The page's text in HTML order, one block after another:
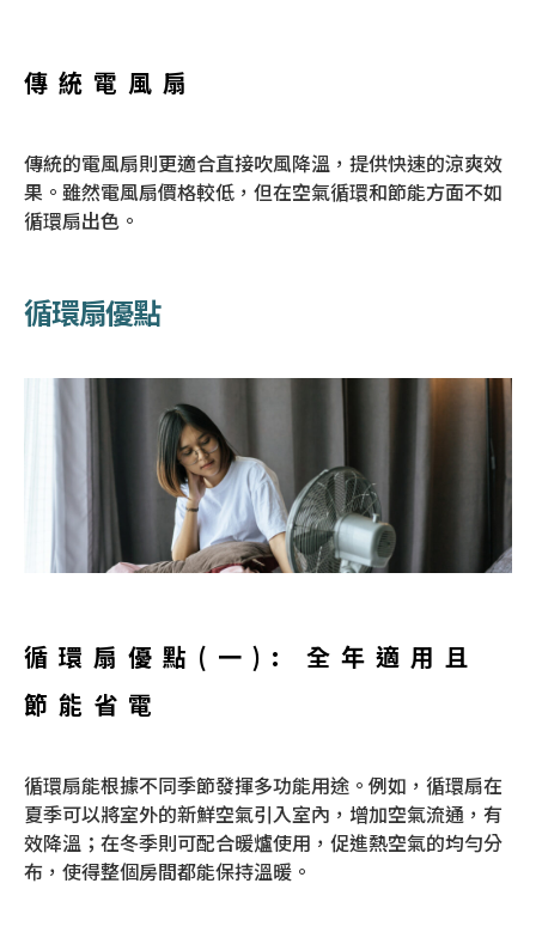
傳統電風扇
傳統的電風扇則更適合直接吹風降溫，提供快速的涼爽效
果。雖然電風扇價格較低，但在空氣循環和節能方面不如
循環扇出色。
循環扇優點
循環扇優點(一): 全年適用且
節能省電
循環扇能根據不同季節發揮多功能用途。例如，循環扇在
夏季可以將室外的新鮮空氣引入室內，增加空氣流通，有
效降溫；在冬季則可配合暖爐使用，促進熱空氣的均勻分
布，使得整個房間都能保持溫暖。